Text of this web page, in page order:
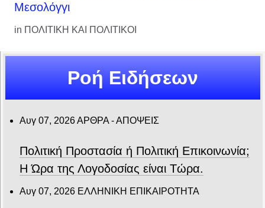
Μεσολόγγι
in ΠΟΛΙΤΙΚΗ ΚΑΙ ΠΟΛΙΤΙΚΟΙ
Ροή Ειδήσεων
Αυγ 07, 2026ΑΡΘΡΑ - ΑΠΟΨΕΙΣ
Πολιτική Προστασία ή Πολιτική Επικοινωνία;
Η Ώρα της Λογοδοσίας είναι Τώρα.
Αυγ 07, 2026 ΕΛΛΗΝΙΚΗ ΕΠΙΚΑΙΡΟΤΗΤΑ